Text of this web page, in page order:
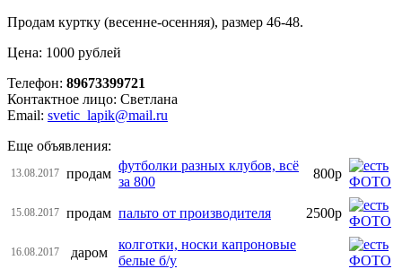
Продам куртку (весенне-осенняя), размер 46-48.
Цена: 1000 рублей
Телефон: 89673399721
Контактное лицо: Светлана
Email: svetic_lapik@mail.ru
Еще объявления:
13.08.2017 продам
футболки разных клубов, всё
за 800
800р
15.08.2017 продам пальто от производителя 2500р
16.08.2017 даром
колготки, носки капроновые
белые б/у